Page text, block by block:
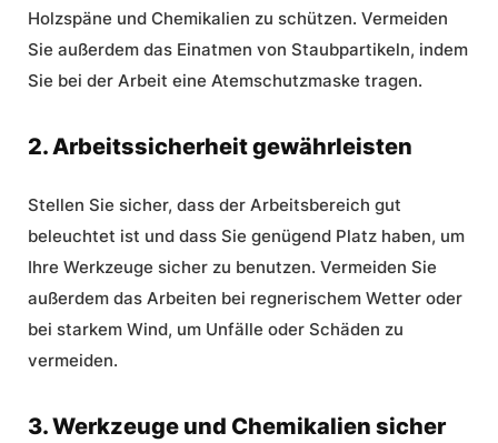
Holzspäne und Chemikalien zu schützen. Vermeiden
Sie außerdem das Einatmen von Staubpartikeln, indem
Sie bei der Arbeit eine Atemschutzmaske tragen.
2. Arbeitssicherheit gewährleisten
Stellen Sie sicher, dass der Arbeitsbereich gut
beleuchtet ist und dass Sie genügend Platz haben, um
Ihre Werkzeuge sicher zu benutzen. Vermeiden Sie
außerdem das Arbeiten bei regnerischem Wetter oder
bei starkem Wind, um Unfälle oder Schäden zu
vermeiden.
3. Werkzeuge und Chemikalien sicher